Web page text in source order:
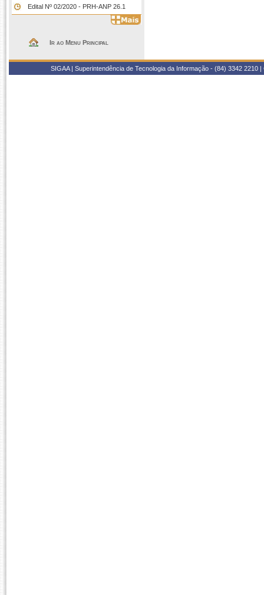
Edital Nº 02/2020 - PRH-ANP 26.1
Ir ao Menu Principal
SIGAA | Superintendência de Tecnologia da Informação - (84) 3342